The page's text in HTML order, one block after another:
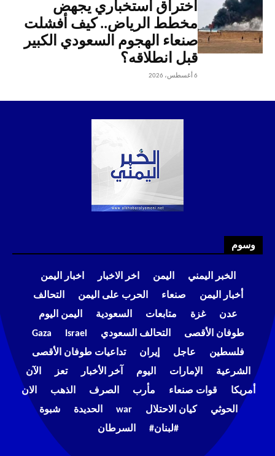
اختراق استخباري يجهض
مخطط الرياض.. كيف أفشلت
صنعاء الهجوم السعودي الكبير
قبل انطلاقه؟
6 أغسطس، 2026
وسوم
الخبر اليمني اليمن اخر الاخبار
اخبار اليمن
أخبار اليمن
صنعاء الحرب على اليمن
التحالف
عدن
غزة متابعات السعودية
اليمن اليوم
طوفان الأقصى
التحالف السعودي Israel
Gaza
فلسطين
عاجل إيران
تداعيات طوفان الأقصى
الشرعية
الإمارات اليوم آخر الأخبار تعز
الآن
أمريكا
قوات صنعاء مأرب الصرف الذهب
الان
الحوثي
كيان الاحتلال war الحديدة
شبوة
#لبنان#
السرطان